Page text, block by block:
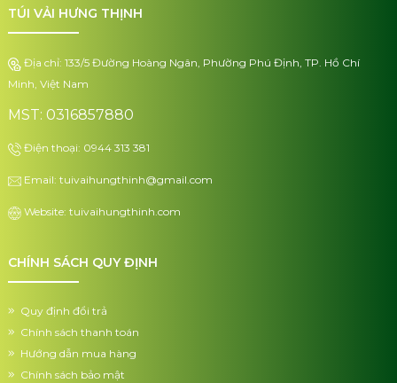
TÚI VẢI HƯNG THỊNH
Địa chỉ: 133/5 Đường Hoàng Ngân, Phường Phú Định, TP. Hồ Chí
Minh, Việt Nam
MST: 0316857880
Điện thoại: 0944 313 381
Email: tuivaihungthinh@gmail.com
Website: tuivaihungthinh.com
CHÍNH SÁCH QUY ĐỊNH
Quy định đổi trả
Chính sách thanh toán
Hướng dẫn mua hàng
Chính sách bảo mật